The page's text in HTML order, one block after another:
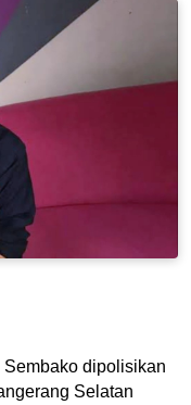
Sembako dipolisikan
Selatan